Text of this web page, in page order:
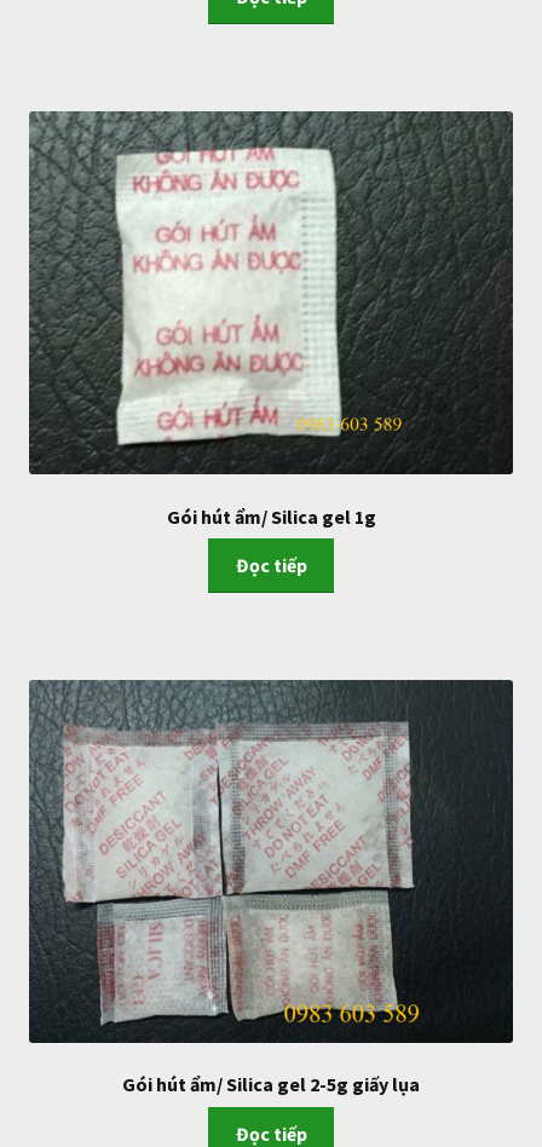
Gói hút ẩm/ Silica gel 1g
Đọc tiếp
Gói hút ẩm/ Silica gel 2-5g giấy lụa
Đọc tiếp